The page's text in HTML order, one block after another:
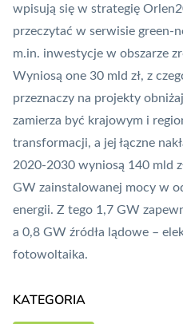
wpisują się w strategię
przeczytać w serwisie green-
m.in. inwestycje w obszarze
Wyniosą one 30 mld zł, z
przeznaczy na projekty
zamierza być krajowym i
transformacji, a jej łączne
2020-2030 wyniosą 140 mld
GW zainstalowanej mocy w
energii. Z tego 1,7 GW
a 0,8 GW źródła lądowe –
fotowoltaika.
KATEGORIA